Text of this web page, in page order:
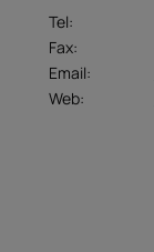
Tel:
Fax:
Email:
Web: